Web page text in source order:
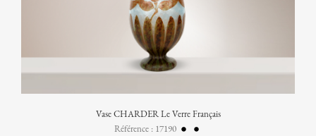
Vase CHARDER Le Verre Français
Référence : 17190